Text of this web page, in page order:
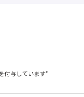
付与しています*